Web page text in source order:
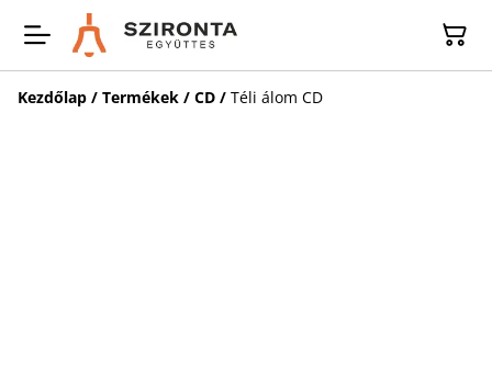
Kezdőlap / Termékek / CD / Téli álom CD